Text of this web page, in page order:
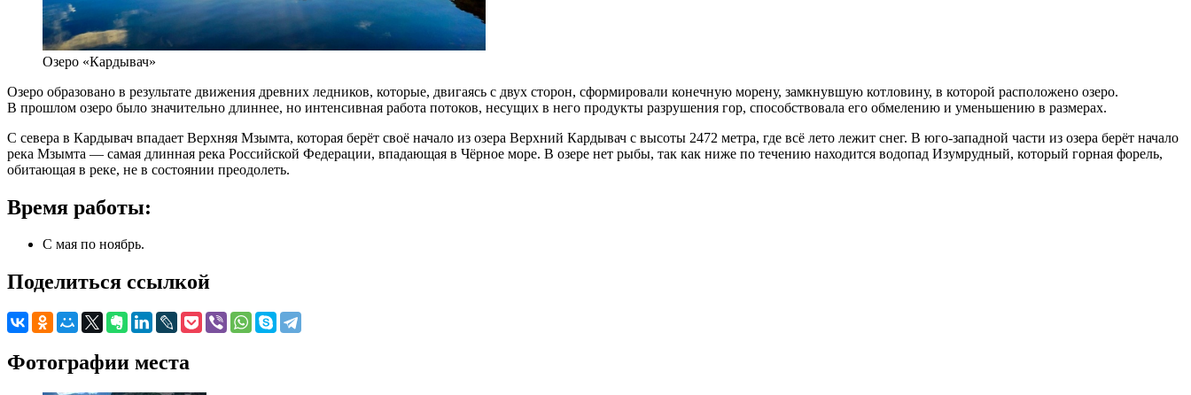
Озеро «Кардывач»
Озеро образовано в результате движения древних ледников, которые, двигаясь с двух сторон, сформировали конечную морену, замкнувшую котловину, в которой расположено озеро.
В прошлом озеро было значительно длиннее, но интенсивная работа потоков, несущих в него продукты разрушения гор, способствовала его обмелению и уменьшению в размерах.
С севера в Кардывач впадает Верхняя Мзымта, которая берёт своё начало из озера Верхний Кардывач с высоты 2472 метра, где всё лето лежит снег. В юго-западной части из озера берёт начало
река Мзымта — самая длинная река Российской Федерации, впадающая в Чёрное море. В озере нет рыбы, так как ниже по течению находится водопад Изумрудный, который горная форель,
обитающая в реке, не в состоянии преодолеть.
Время работы:
С мая по ноябрь.
Поделиться ссылкой
Фотографии места